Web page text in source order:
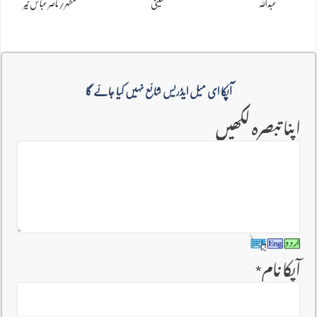
عبداللہ حسینی مظہر/ناصر عباس نیّر
آپکا ای میل ایڈریس شائع نہیں کیا جائے گا
اپنا تبصرہ لکھیں
آپکا نام*